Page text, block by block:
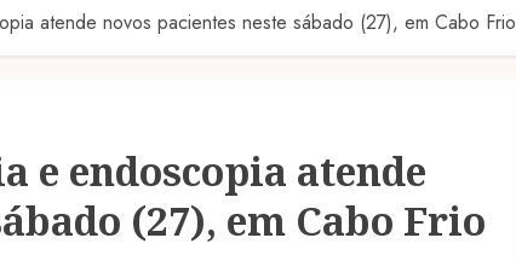
atende novos pacientes neste sábado (27), em Cabo Frio
e endoscopia atende
(27), em Cabo Frio